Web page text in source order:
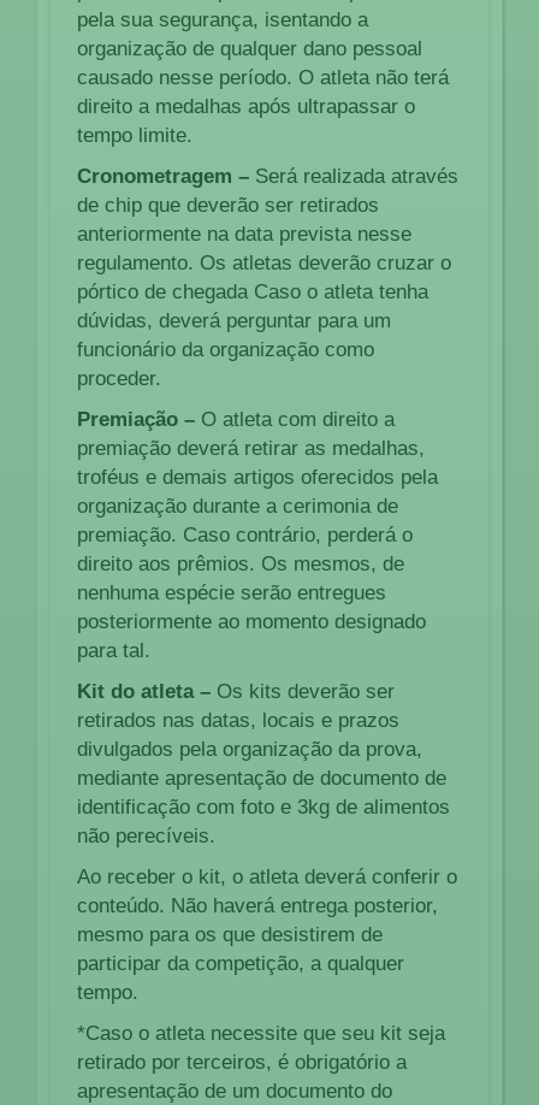
pela sua segurança, isentando a
organização de qualquer dano pessoal
causado nesse período. O atleta não terá
direito a medalhas após ultrapassar o
tempo limite.
Cronometragem – Será realizada através
de chip que deverão ser retirados
anteriormente na data prevista nesse
regulamento. Os atletas deverão cruzar o
pórtico de chegada Caso o atleta tenha
dúvidas, deverá perguntar para um
funcionário da organização como
proceder.
Premiação – O atleta com direito a
premiação deverá retirar as medalhas,
troféus e demais artigos oferecidos pela
organização durante a cerimonia de
premiação. Caso contrário, perderá o
direito aos prêmios. Os mesmos, de
nenhuma espécie serão entregues
posteriormente ao momento designado
para tal.
Kit do atleta – Os kits deverão ser
retirados nas datas, locais e prazos
divulgados pela organização da prova,
mediante apresentação de documento de
identificação com foto e 3kg de alimentos
não perecíveis.
Ao receber o kit, o atleta deverá conferir o
conteúdo. Não haverá entrega posterior,
mesmo para os que desistirem de
participar da competição, a qualquer
tempo.
*Caso o atleta necessite que seu kit seja
retirado por terceiros, é obrigatório a
apresentação de um documento do